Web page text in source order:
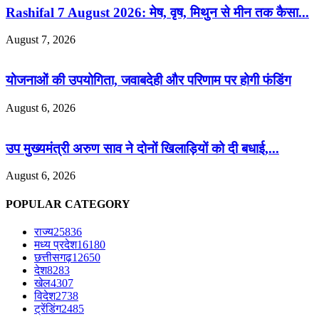
Rashifal 7 August 2026: मेष, वृष, मिथुन से मीन तक कैसा...
August 7, 2026
योजनाओं की उपयोगिता, जवाबदेही और परिणाम पर होगी फंडिंग
August 6, 2026
उप मुख्यमंत्री अरुण साव ने दोनों खिलाड़ियों को दी बधाई,...
August 6, 2026
POPULAR CATEGORY
राज्य25836
मध्य प्रदेश16180
छत्तीसगढ़12650
देश8283
खेल4307
विदेश2738
ट्रेंडिंग2485